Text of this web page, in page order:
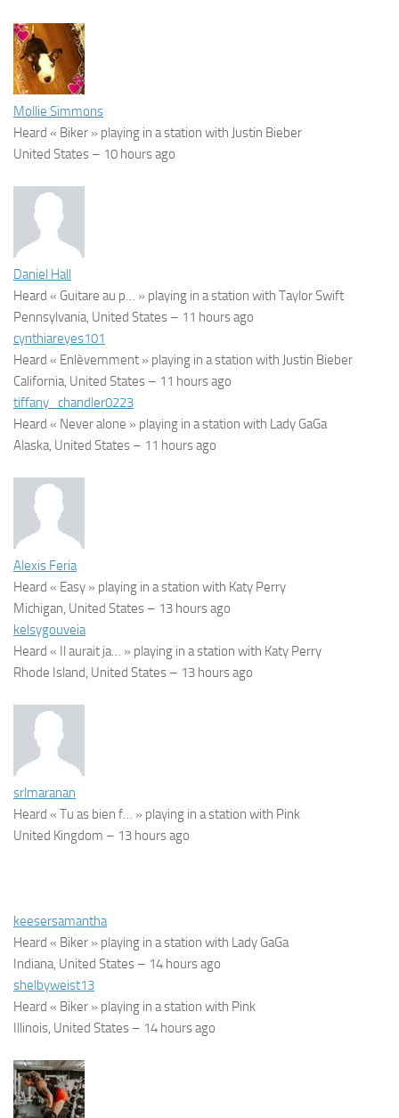
Mollie Simmons
Heard « Biker » playing in a station with Justin Bieber
United States – 10 hours ago
Daniel Hall
Heard « Guitare au p… » playing in a station with Taylor Swift
Pennsylvania, United States – 11 hours ago
cynthiareyes101
Heard « Enlèvemment » playing in a station with Justin Bieber
California, United States – 11 hours ago
tiffany_chandler0223
Heard « Never alone » playing in a station with Lady GaGa
Alaska, United States – 11 hours ago
Alexis Feria
Heard « Easy » playing in a station with Katy Perry
Michigan, United States – 13 hours ago
kelsygouveia
Heard « Il aurait ja… » playing in a station with Katy Perry
Rhode Island, United States – 13 hours ago
srlmaranan
Heard « Tu as bien f… » playing in a station with Pink
United Kingdom – 13 hours ago
keesersamantha
Heard « Biker » playing in a station with Lady GaGa
Indiana, United States – 14 hours ago
shelbyweist13
Heard « Biker » playing in a station with Pink
Illinois, United States – 14 hours ago